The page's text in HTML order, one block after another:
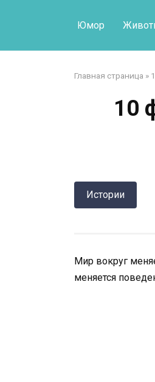
Юмор
Главная страница »
10
Истории
Мир вокруг
меняется